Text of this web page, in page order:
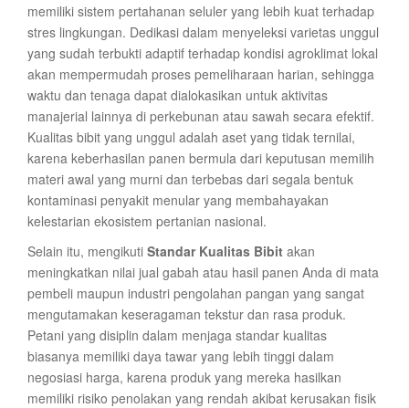
memiliki sistem pertahanan seluler yang lebih kuat terhadap
stres lingkungan. Dedikasi dalam menyeleksi varietas unggul
yang sudah terbukti adaptif terhadap kondisi agroklimat lokal
akan mempermudah proses pemeliharaan harian, sehingga
waktu dan tenaga dapat dialokasikan untuk aktivitas
manajerial lainnya di perkebunan atau sawah secara efektif.
Kualitas bibit yang unggul adalah aset yang tidak ternilai,
karena keberhasilan panen bermula dari keputusan memilih
materi awal yang murni dan terbebas dari segala bentuk
kontaminasi penyakit menular yang membahayakan
kelestarian ekosistem pertanian nasional.
Selain itu, mengikuti Standar Kualitas Bibit akan
meningkatkan nilai jual gabah atau hasil panen Anda di mata
pembeli maupun industri pengolahan pangan yang sangat
mengutamakan keseragaman tekstur dan rasa produk.
Petani yang disiplin dalam menjaga standar kualitas
biasanya memiliki daya tawar yang lebih tinggi dalam
negosiasi harga, karena produk yang mereka hasilkan
memiliki risiko penolakan yang rendah akibat kerusakan fisik